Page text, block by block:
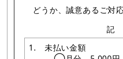
どうか、誠意あるご対
記
1. 未払い金額